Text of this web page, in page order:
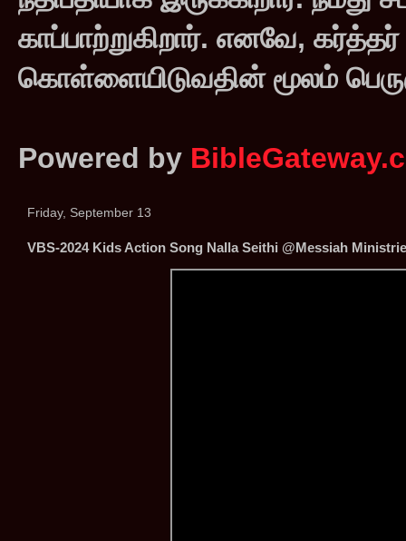
காப்பாற்றுகிறார். எனவே,
கொள்ளையிடுவதின் மூலம்
Powered by
Friday, September 13
VBS-2024 Kids Action Song Nalla Seithi @Messiah